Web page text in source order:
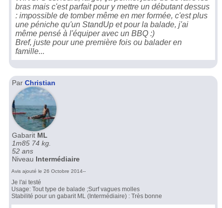
bras mais c'est parfait pour y mettre un débutant dessus
: impossible de tomber même en mer formée, c'est plus
une péniche qu'un StandUp et pour la balade, j'ai
même pensé à l'équiper avec un BBQ :)
Bref, juste pour une première fois ou balader en
famille...
Par Christian
Gabarit ML
1m85 74 kg.
52 ans
Niveau Intermédiaire
Avis ajouté le 26 Octobre 2014--
Je l'ai testé
Usage: Tout type de balade ;Surf vagues molles
Stabilité pour un gabarit ML (Intermédiaire) : Très bonne